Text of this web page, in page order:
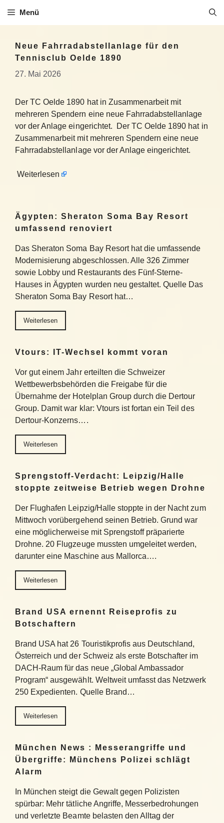
Inhalt
Menü
Neue Fahrradabstellanlage für den
Tennisclub Oelde 1890
27. Mai 2026
Der TC Oelde 1890 hat in Zusammenarbeit mit
mehreren Spendern eine neue Fahrradabstellanlage
vor der Anlage eingerichtet. Der TC Oelde 1890 hat in
Zusammenarbeit mit mehreren Spendern eine neue
Fahrradabstellanlage vor der Anlage eingerichtet.
Weiterlesen
Ägypten: Sheraton Soma Bay Resort
umfassend renoviert
Das Sheraton Soma Bay Resort hat die umfassende
Modernisierung abgeschlossen. Alle 326 Zimmer
sowie Lobby und Restaurants des Fünf-Sterne-
Hauses in Ägypten wurden neu gestaltet. Quelle Das
Sheraton Soma Bay Resort hat…
Weiterlesen
Vtours: IT-Wechsel kommt voran
Vor gut einem Jahr erteilten die Schweizer
Wettbewerbsbehörden die Freigabe für die
Übernahme der Hotelplan Group durch die Dertour
Group. Damit war klar: Vtours ist fortan ein Teil des
Dertour-Konzerns….
Weiterlesen
Sprengstoff-Verdacht: Leipzig/Halle
stoppte zeitweise Betrieb wegen Drohne
Der Flughafen Leipzig/Halle stoppte in der Nacht zum
Mittwoch vorübergehend seinen Betrieb. Grund war
eine möglicherweise mit Sprengstoff präparierte
Drohne. 20 Flugzeuge mussten umgeleitet werden,
darunter eine Maschine aus Mallorca….
Weiterlesen
Brand USA ernennt Reiseprofis zu
Botschaftern
Brand USA hat 26 Touristikprofis aus Deutschland,
Österreich und der Schweiz als erste Botschafter im
DACH-Raum für das neue „Global Ambassador
Program“ ausgewählt. Weltweit umfasst das Netzwerk
250 Expedienten. Quelle Brand…
Weiterlesen
München News : Messerangriffe und
Übergriffe: Münchens Polizei schlägt
Alarm
In München steigt die Gewalt gegen Polizisten
spürbar: Mehr tätliche Angriffe, Messerbedrohungen
und verletzte Beamte belasten den Alltag der